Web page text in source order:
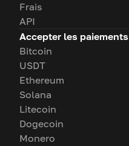
Frais
API
Accepter les paiements
Bitcoin
USDT
Ethereum
Solana
Litecoin
Dogecoin
Monero